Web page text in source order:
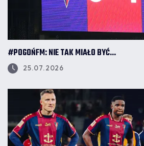
#POGOŃFM: NIE TAK MIAŁO BYĆ...
25.07.2026